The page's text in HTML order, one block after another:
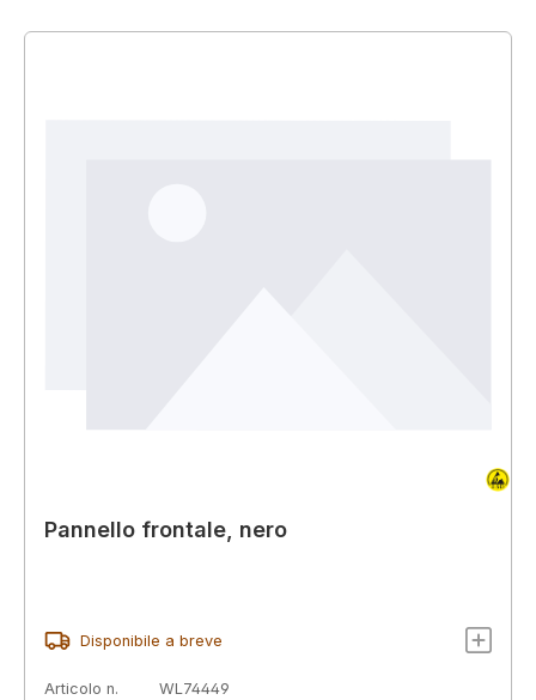
Pannello frontale, nero
Disponibile a breve
Articolo n.
WL74449